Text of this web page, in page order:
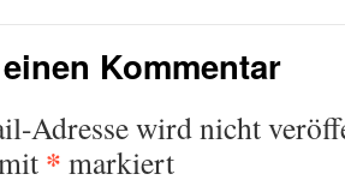
Kommentar
Adresse wird nicht
* markiert